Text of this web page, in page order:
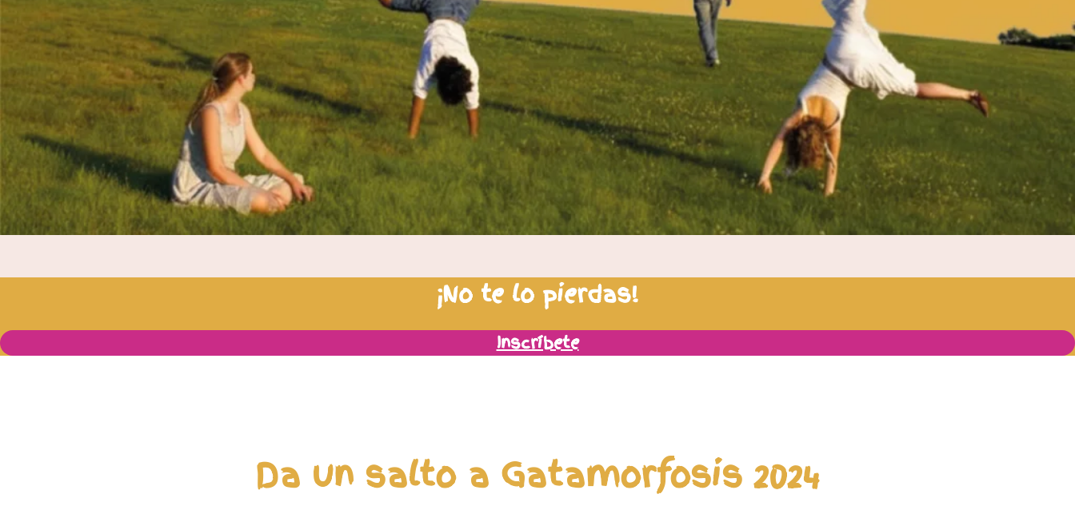
¡No te lo pierdas!
Inscríbete
Da un salto a Gatamorfosis 2024